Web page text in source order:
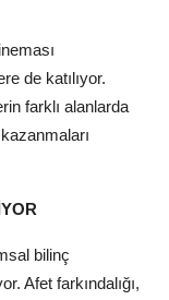
de katılıyor.
farklı alanlarda
bilinç
Afet farkındalığı,